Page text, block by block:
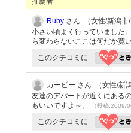
Ruby さん （女性/新潟市/
小さい頃よく行っていました
ら変わらないここは何だか寛
このクチコミに
カービー さん （女性/新
友達のアパートが近くにある
もいいですよ～。
（投稿
このクチコミに